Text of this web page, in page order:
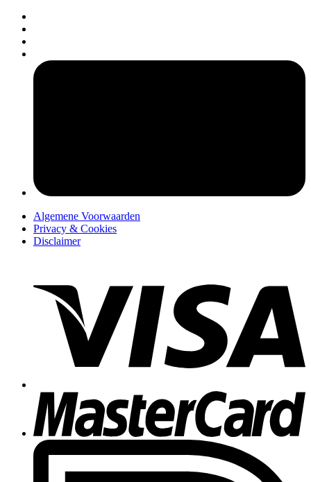
Algemene Voorwaarden
Privacy & Cookies
Disclaimer